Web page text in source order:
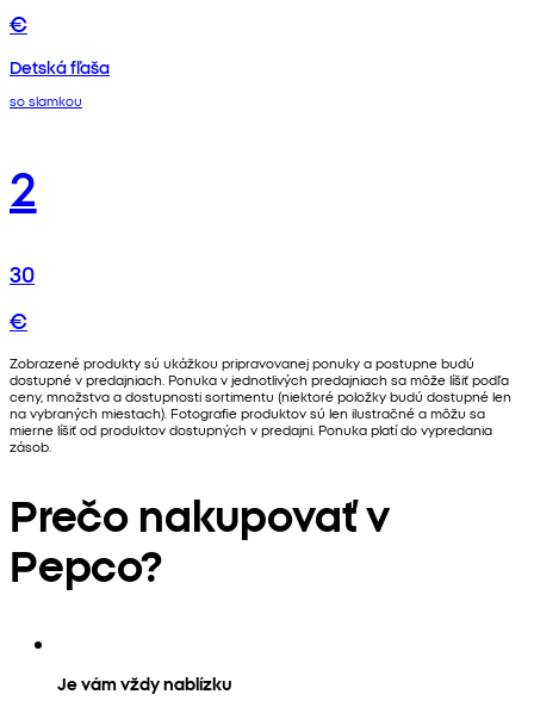
€
Detská fľaša
so slamkou
2
30
€
Zobrazené produkty sú ukážkou pripravovanej ponuky a postupne budú
dostupné v predajniach. Ponuka v jednotlivých predajniach sa môže líšiť podľa
ceny, množstva a dostupnosti sortimentu (niektoré položky budú dostupné len
na vybraných miestach). Fotografie produktov sú len ilustračné a môžu sa
mierne líšiť od produktov dostupných v predajni. Ponuka platí do vypredania
zásob.
Prečo nakupovať v
Pepco?
Je vám vždy nablízku